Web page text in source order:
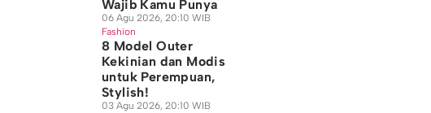
Wajib Kamu Punya
06 Agu 2026, 20:10 WIB
Fashion
8 Model Outer
Kekinian dan Modis
untuk Perempuan,
Stylish!
03 Agu 2026, 20:10 WIB